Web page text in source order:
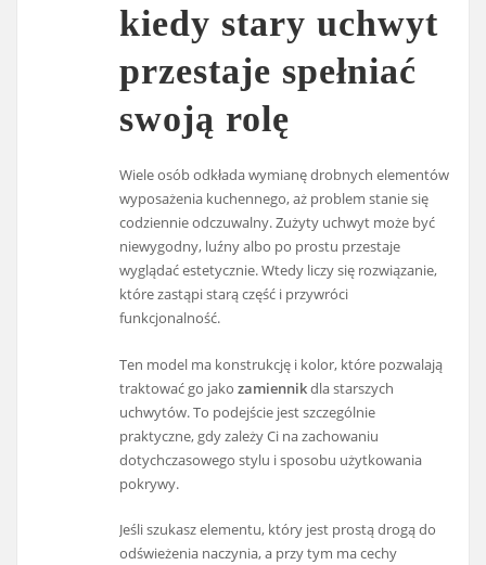
kiedy stary uchwyt
przestaje spełniać
swoją rolę
Wiele osób odkłada wymianę drobnych elementów
wyposażenia kuchennego, aż problem stanie się
codziennie odczuwalny. Zużyty uchwyt może być
niewygodny, luźny albo po prostu przestaje
wyglądać estetycznie. Wtedy liczy się rozwiązanie,
które zastąpi starą część i przywróci
funkcjonalność.
Ten model ma konstrukcję i kolor, które pozwalają
traktować go jakozamiennikdla starszych
uchwytów. To podejście jest szczególnie
praktyczne, gdy zależy Ci na zachowaniu
dotychczasowego stylu i sposobu użytkowania
pokrywy.
Jeśli szukasz elementu, który jest prostą drogą do
odświeżenia naczynia, a przy tym ma cechy